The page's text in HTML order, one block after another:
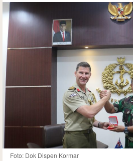
Foto: Dok Dispen Kormar